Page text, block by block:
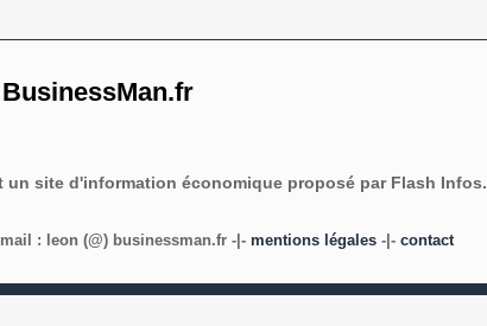
un site d'information économique proposé par Flash Infos.
: leon (@) businessman.fr -|- mentions légales -|- contact